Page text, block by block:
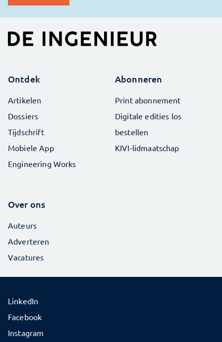
Ontdek
Artikelen
Dossiers
Tijdschrift
Mobiele App
Engineering Works
Abonneren
Print abonnement
Digitale edities los
bestellen
KIVI-lidmaatschap
Over ons
Auteurs
Adverteren
Vacatures
LinkedIn
Facebook
Instagram